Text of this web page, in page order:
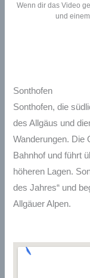
Wenn dir das Video
und einem
Sonthofen
Sonthofen, die
des Allgäus und
Wanderungen. Die
Bahnhof und führt
höheren Lagen.
des Jahres“ und
Allgäuer Alpen.